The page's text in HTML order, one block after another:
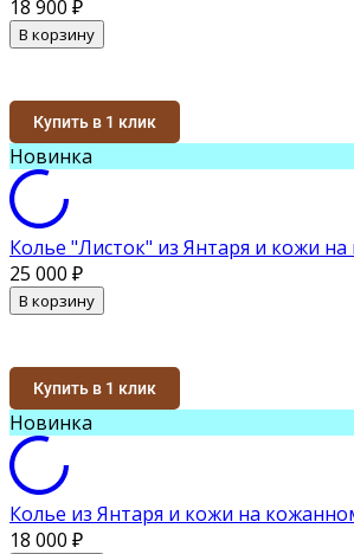
18 900 ₽
В корзину
Купить в 1 клик
Новинка
Колье "Листок" из Янтаря и кожи
25 000 ₽
В корзину
Купить в 1 клик
Новинка
Колье из Янтаря и кожи на
18 000 ₽